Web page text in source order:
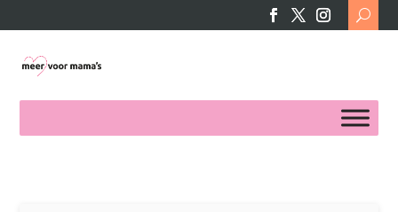
Search
for: